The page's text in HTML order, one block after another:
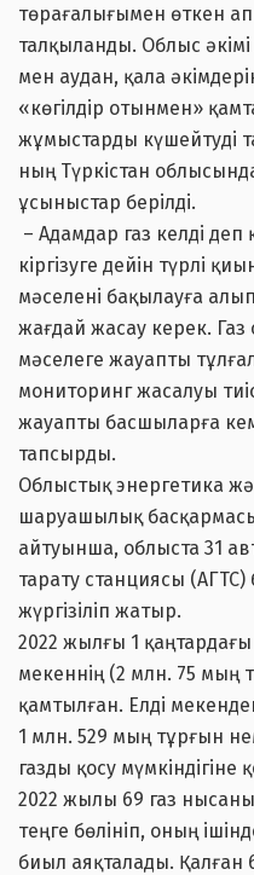
төрағалығымен өткен
талқыланды. Облыс
мен аудан, қала
«көгілдір отынмен»
жұмыстарды күшейтуді
ның Түркістан
ұсыныстар берілді.
– Адамдар газ келді деп
кіргізуге дейін түрлі
мәселені бақылауға
жағдай жасау керек.
мәселеге жауапты
мониторинг жасалуы
жауапты басшыларға
тапсырды.
Облыстық энергетика
шаруашылық
айтуынша, облыста 31
тарату станциясы
жүргізіліп жатыр.
2022 жылғы 1
мекеннің (2 млн. 75 мың
қамтылған. Елді
1 млн. 529 мың тұрғын
газды қосу мүмкіндігіне
2022 жылы 69 газ
теңге бөлініп, оның
биыл аяқталады. Қалған